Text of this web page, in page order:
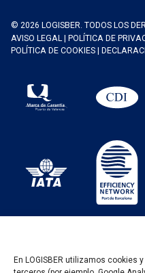
En LOGISBER utilizamos cookies
© 2026 LOGISBER. TODOS LOS
AVISO LEGAL| POLÍTICA DE
POLÍTICA DE COOKIES